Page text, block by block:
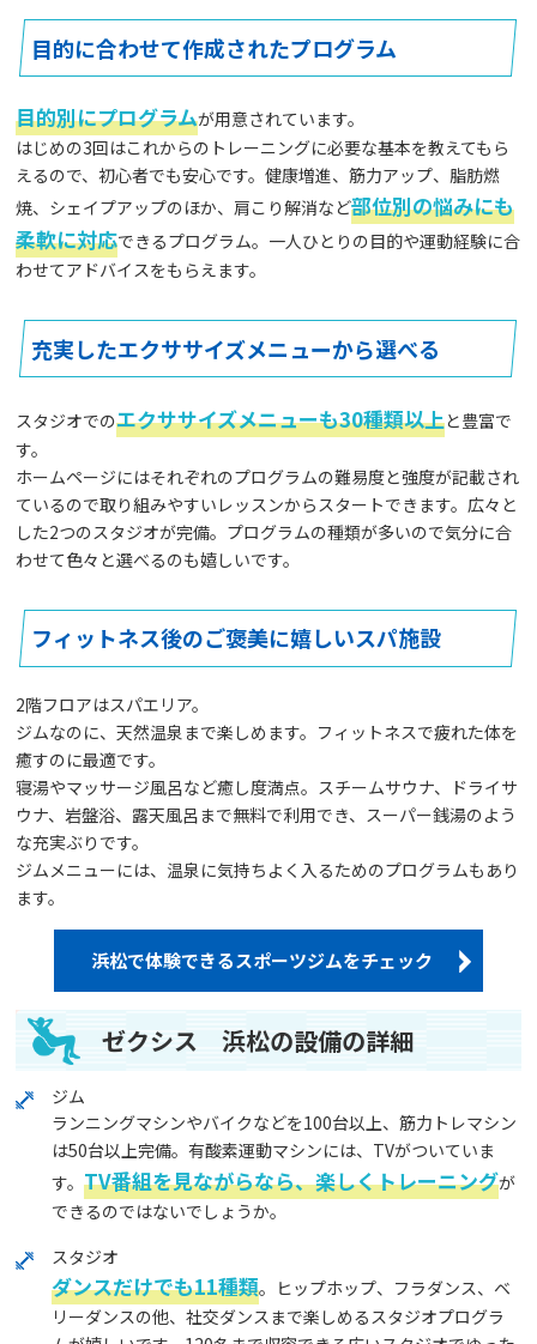
目的に合わせて作成されたプログラム
目的別にプログラムが用意されています。
はじめの3回はこれからのトレーニングに必要な基本を教えてもら
えるので、初心者でも安心です。健康増進、筋力アップ、脂肪燃
焼、シェイプアップのほか、肩こり解消など部位別の悩みにも
柔軟に対応できるプログラム。一人ひとりの目的や運動経験に合
わせてアドバイスをもらえます。
充実したエクササイズメニューから選べる
スタジオでのエクササイズメニューも30種類以上と豊富で
す。
ホームページにはそれぞれのプログラムの難易度と強度が記載され
ているので取り組みやすいレッスンからスタートできます。広々と
した2つのスタジオが完備。プログラムの種類が多いので気分に合
わせて色々と選べるのも嬉しいです。
フィットネス後のご褒美に嬉しいスパ施設
2階フロアはスパエリア。
ジムなのに、天然温泉まで楽しめます。フィットネスで疲れた体を
癒すのに最適です。
寝湯やマッサージ風呂など癒し度満点。スチームサウナ、ドライサ
ウナ、岩盤浴、露天風呂まで無料で利用でき、スーパー銭湯のよう
な充実ぶりです。
ジムメニューには、温泉に気持ちよく入るためのプログラムもあり
ます。
浜松で体験できるスポーツジムをチェック
ゼクシス 浜松の設備の詳細
ジム
ランニングマシンやバイクなどを100台以上、筋力トレマシン
は50台以上完備。有酸素運動マシンには、TVがついていま
す。TV番組を見ながらなら、楽しくトレーニングが
できるのではないでしょうか。
スタジオ
ダンスだけでも11種類。ヒップホップ、フラダンス、ベ
リーダンスの他、社交ダンスまで楽しめるスタジオプログラ